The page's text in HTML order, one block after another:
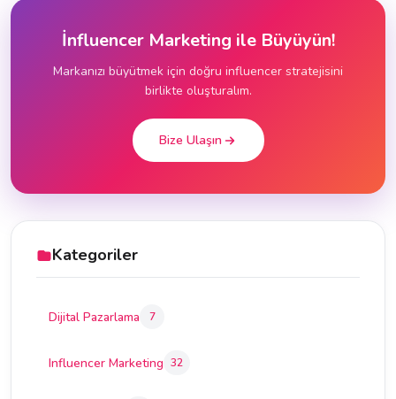
İnfluencer Marketing ile Büyüyün!
Markanızı büyütmek için doğru influencer stratejisini
birlikte oluşturalım.
Bize Ulaşın
Kategoriler
Dijital Pazarlama 7
Influencer Marketing 32